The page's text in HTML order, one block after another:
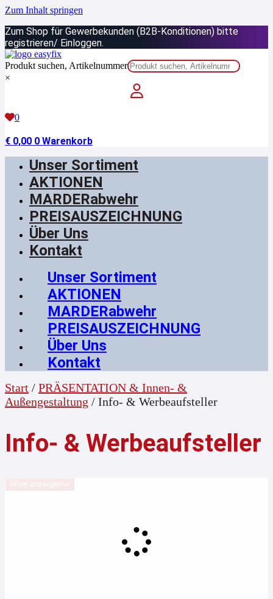
Zum Inhalt springen
Zum Shop für Gewerbekunden (B2B-Konditionen) bitte
registrieren/ Einloggen.
Produkt suchen, Artikelnummer
×
0
€ 0,00 0 Warenkorb
Unser Sortiment
AKTIONEN
MARDERabwehr
PREISAUSZEICHNUNG
Über Uns
Kontakt
Unser Sortiment
AKTIONEN
MARDERabwehr
PREISAUSZEICHNUNG
Über Uns
Kontakt
Start / PRÄSENTATION & Innen- &
Außengestaltung / Info- & Werbeaufsteller
Info- & Werbeaufsteller